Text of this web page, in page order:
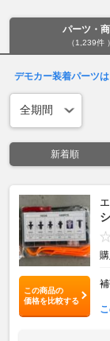
パーツ・
（1,239件 ）
デモカー装着パーツ
新着順
この商品の
価格を比較する